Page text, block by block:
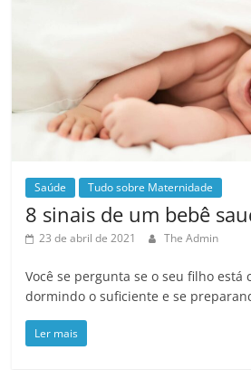
Saúde Tudo sobre Maternidade
8 sinais de um bebê
23 de abril de 2021 The Admin
Você se pergunta se o seu filho está
dormindo o suficiente e se
Ler mais